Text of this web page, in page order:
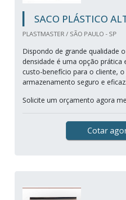
SACO PLÁSTICO
PLASTMASTER / SÃO PAULO - SP
Dispondo de grande qualidade
densidade é uma opção prática
custo-benefício para o cliente,
armazenamento seguro e eficaz.
Solicite um orçamento agora
Cotar